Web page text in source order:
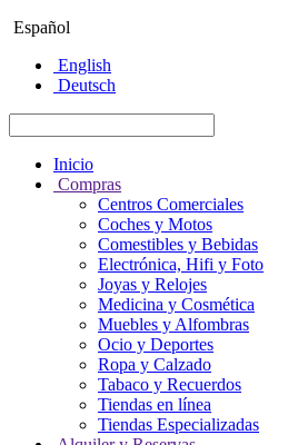
Español
English
Deutsch
Inicio
Compras
Centros Comerciales
Coches y Motos
Comestibles y Bebidas
Electrónica, Hifi y Foto
Joyas y Relojes
Medicina y Cosmética
Muebles y Alfombras
Ocio y Deportes
Ropa y Calzado
Tabaco y Recuerdos
Tiendas en línea
Tiendas Especializadas